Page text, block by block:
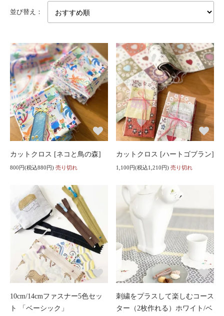
並び替え：
カットクロス [ネコと鳥の森]
800円(税込880円) 売り切れ
カットクロス [ハートゴブラン]
1,100円(税込1,210円) 売り切れ
10cm/14cmファスナー5色セッ
ト 「ベーシック」
刺繍をプラスして楽しむコース
ター（2枚作れる）ホワイト/ベ